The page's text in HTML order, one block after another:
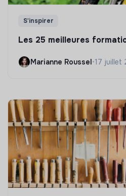
S'inspirer
Les 25 meilleures
Marianne Roussel•17 juillet